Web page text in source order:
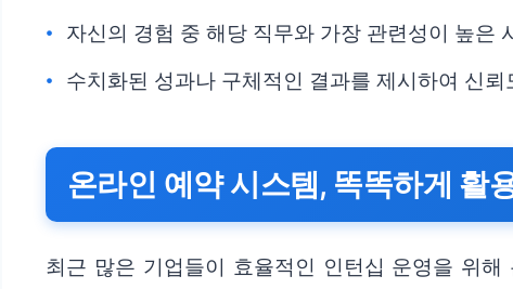
자신의 경험 중 해당 직무와 가장 관련성이 높은
수치화된 성과나 구체적인 결과를 제시하여 신뢰
온라인 예약 시스템, 똑똑하게 활
최근 많은 기업들이 효율적인 인턴십 운영을 위